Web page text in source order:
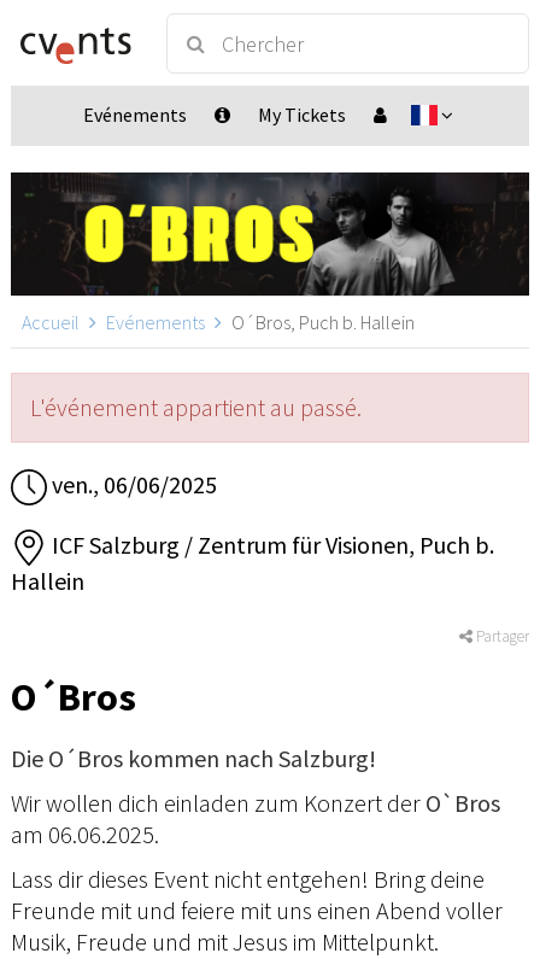
Evénements My Tickets
Accueil Evénements O´Bros, Puch b. Hallein
L'événement appartient au passé.
ven., 06/06/2025
ICF Salzburg / Zentrum für Visionen, Puch b.
Hallein
Partager
O´Bros
Die O´Bros kommen nach Salzburg!
Wir wollen dich einladen zum Konzert der O`Bros
am 06.06.2025.
Lass dir dieses Event nicht entgehen! Bring deine
Freunde mit und feiere mit uns einen Abend voller
Musik, Freude und mit Jesus im Mittelpunkt.